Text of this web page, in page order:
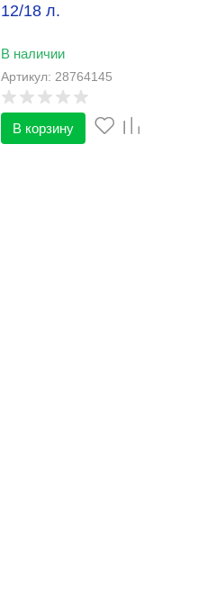
12/18 л.
В наличии
Артикул: 28764145
В корзину